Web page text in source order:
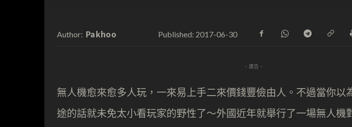
Author: Pakhoo Published: 2017-06-30
- 廣告 -
無人機愈來愈多人玩，一來易上手二來價錢豐儉由人。不過當你以
途的話就未免太小看玩家的野性了～外國近年就舉行了一場無人機